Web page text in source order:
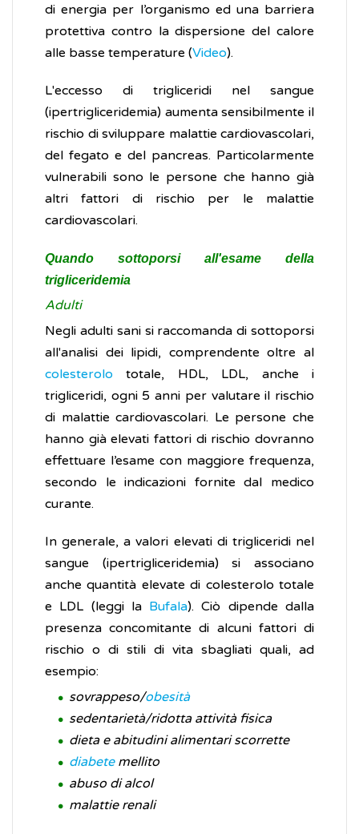
di energia per l’organismo ed una barriera
protettiva contro la dispersione del calore
alle basse temperature (Video).
L'eccesso di trigliceridi nel sangue
(ipertrigliceridemia) aumenta sensibilmente il
rischio di sviluppare malattie cardiovascolari,
del fegato e del pancreas. Particolarmente
vulnerabili sono le persone che hanno già
altri fattori di rischio per le malattie
cardiovascolari.
Quando sottoporsi all'esame della
trigliceridemia
Adulti
Negli adulti sani si raccomanda di sottoporsi
all'analisi dei lipidi, comprendente oltre al
colesterolo totale, HDL, LDL, anche i
trigliceridi, ogni 5 anni per valutare il rischio
di malattie cardiovascolari. Le persone che
hanno già elevati fattori di rischio dovranno
effettuare l’esame con maggiore frequenza,
secondo le indicazioni fornite dal medico
curante.
In generale, a valori elevati di trigliceridi nel
sangue (ipertrigliceridemia) si associano
anche quantità elevate di colesterolo totale
e LDL (leggi laBufala). Ciò dipende dalla
presenza concomitante di alcuni fattori di
rischio o di stili di vita sbagliati quali, ad
esempio:
sovrappeso/obesità
sedentarietà/ridotta attività fisica
dieta e abitudini alimentari scorrette
diabetemellito
abuso di alcol
malattie renali